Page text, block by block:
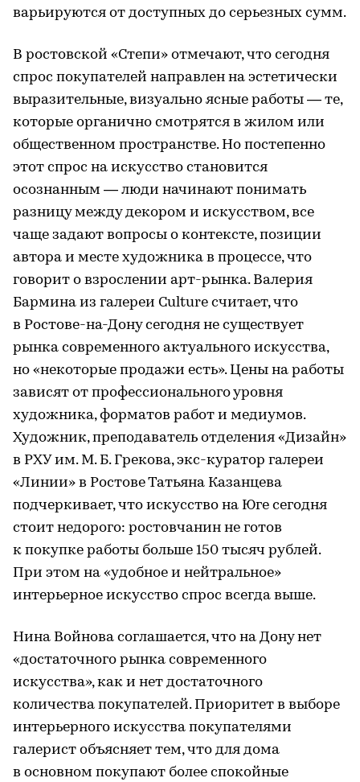
варьируются от доступных до серьезных сумм.
В ростовской «Степи» отмечают, что сегодня
спрос покупателей направлен на эстетически
выразительные, визуально ясные работы — те,
которые органично смотрятся в жилом или
общественном пространстве. Но постепенно
этот спрос на искусство становится
осознанным — люди начинают понимать
разницу между декором и искусством, все
чаще задают вопросы о контексте, позиции
автора и месте художника в процессе, что
говорит о взрослении арт-рынка. Валерия
Бармина из галереи Culture считает, что
в Ростове-на-Дону сегодня не существует
рынка современного актуального искусства,
но «некоторые продажи есть». Цены на работы
зависят от профессионального уровня
художника, форматов работ и медиумов.
Художник, преподаватель отделения «Дизайн»
в РХУ им. М. Б. Грекова, экс-куратор галереи
«Линии» в Ростове Татьяна Казанцева
подчеркивает, что искусство на Юге сегодня
стоит недорого: ростовчанин не готов
к покупке работы больше 150 тысяч рублей.
При этом на «удобное и нейтральное»
интерьерное искусство спрос всегда выше.
Нина Войнова соглашается, что на Дону нет
«достаточного рынка современного
искусства», как и нет достаточного
количества покупателей. Приоритет в выборе
интерьерного искусства покупателями
галерист объясняет тем, что для дома
в основном покупают более спокойные